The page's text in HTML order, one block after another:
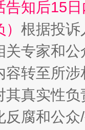
告知后15
根据投诉
关专家和
容转至所
真实性负
反腐和公